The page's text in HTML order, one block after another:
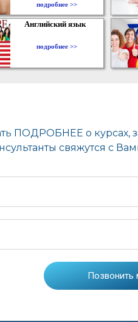
подробнее >>
Английский язык
подробнее >>